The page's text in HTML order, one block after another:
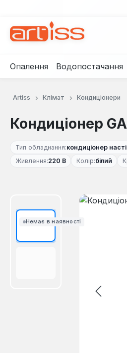
Опалення Водопостачання
Artiss Клімат Кондиціонери
Кондиціонер
Тип обладнання:кондиціонер
Живлення:220 В Колір:білий
Немає в наявності
Пропустити галерею